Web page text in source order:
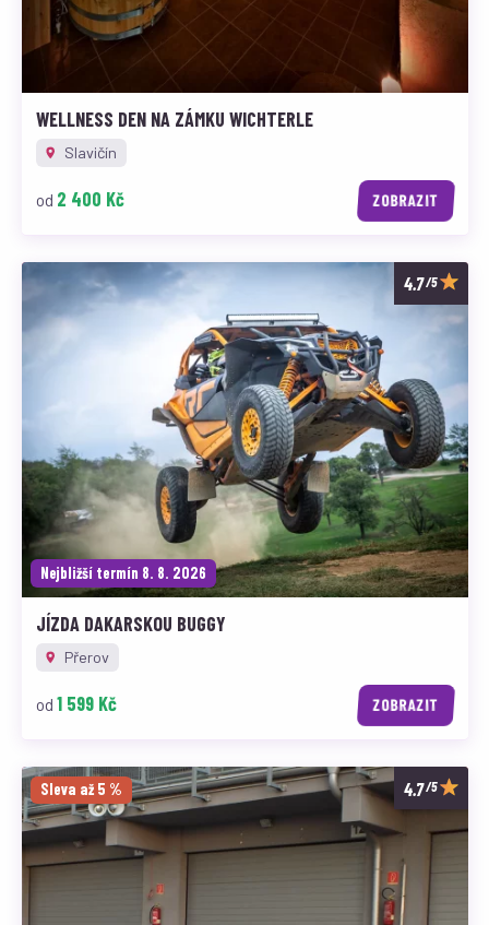
WELLNESS DEN NA ZÁMKU WICHTERLE
Slavičín
od 2 400 Kč ZOBRAZIT
/5
Nejbližší termín 8. 8. 2026
JÍZDA DAKARSKOU BUGGY
Přerov
od 1 599 Kč ZOBRAZIT
Sleva až 5 % /5